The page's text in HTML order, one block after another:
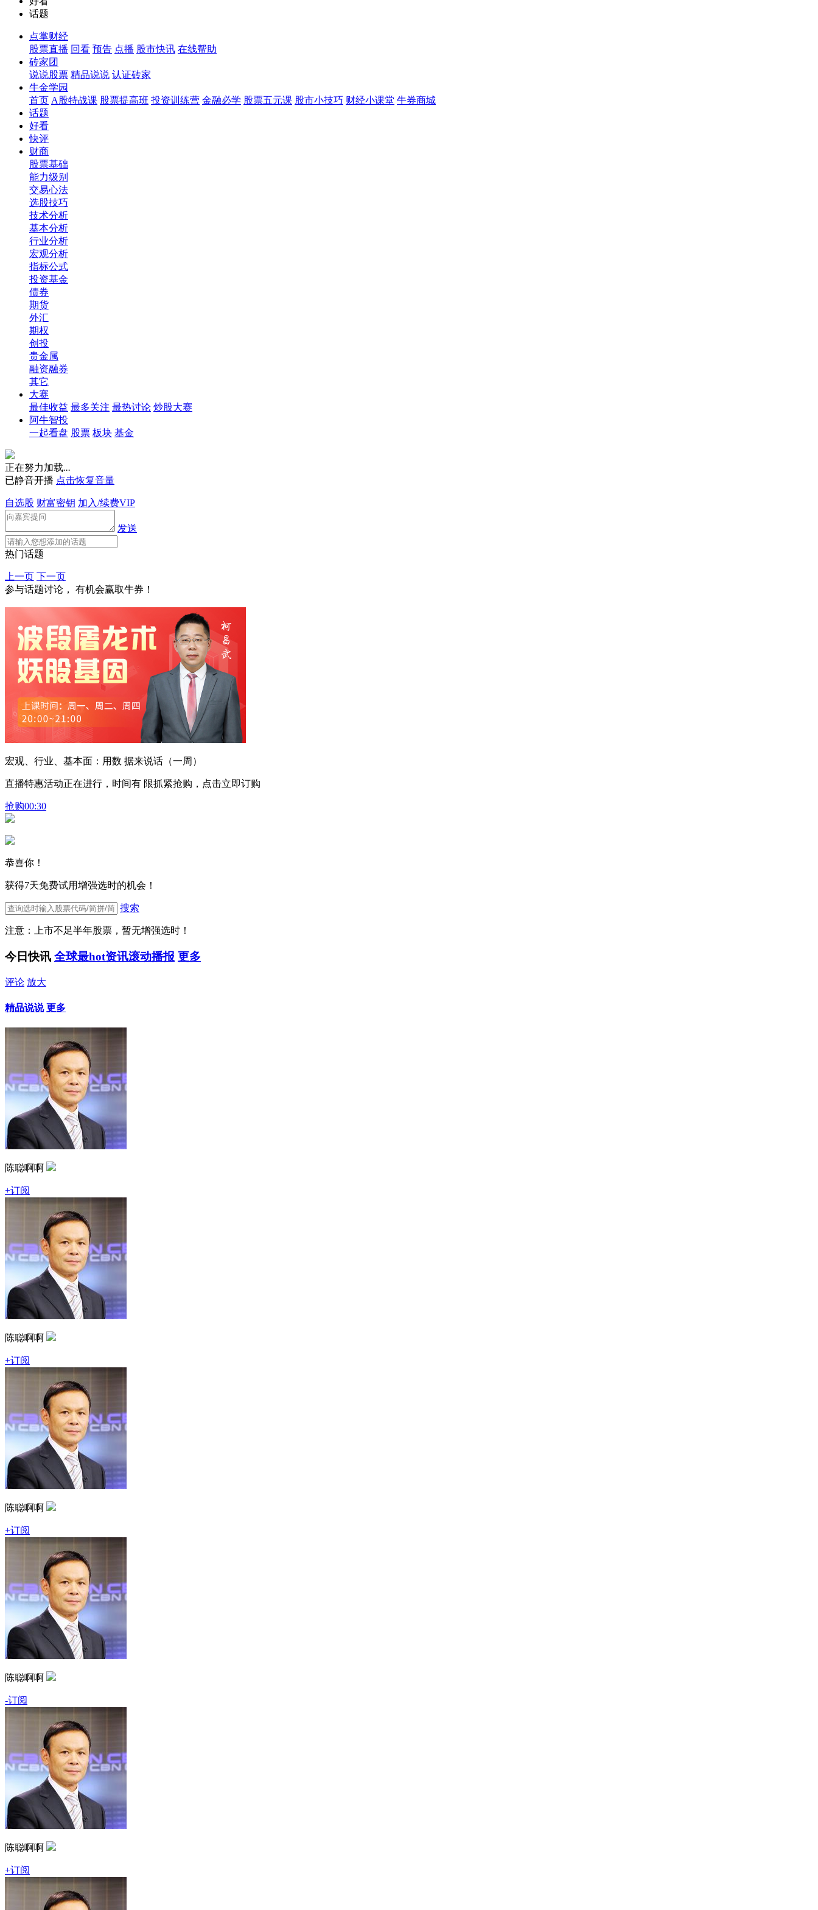
话题
点掌财经
股票直播 回看 预告 点播 股市快讯 在线帮助
砖家团
说说股票 精品说说 认证砖家
牛金学园
首页 A股特战课 股票提高班 投资训练营 金融必学 股票五元课 股市小技巧 财经小课堂 牛券商城
话题
好看
快评
财商
股票基础
能力级别
交易心法
选股技巧
技术分析
基本分析
行业分析
宏观分析
指标公式
投资基金
债券
期货
外汇
期权
创投
贵金属
融资融券
其它
大赛
最佳收益 最多关注 最热讨论 炒股大赛
阿牛智投
一起看盘 股票 板块 基金
正在努力加载...
已静音开播 点击恢复音量
自选股 财富密钥 加入/续费VIP
发送
热门话题
上一页 下一页
参与话题讨论， 有机会赢取牛券！
宏观、行业、基本面：用数 据来说话（一周）
直播特惠活动正在进行，时间有 限抓紧抢购，点击立即订购
抢购00:30
恭喜你！
获得7天免费试用增强选时的机会！
搜索
注意：上市不足半年股票，暂无增强选时！
今日快讯 全球最hot资讯滚动播报 更多
评论 放大
精品说说 更多
陈聪啊啊
+订阅
陈聪啊啊
+订阅
陈聪啊啊
+订阅
陈聪啊啊
-订阅
陈聪啊啊
+订阅